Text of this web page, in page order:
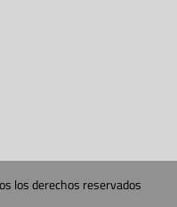
los derechos reservados